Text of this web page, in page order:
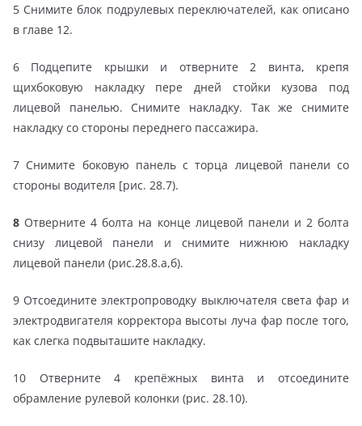
5 Снимите блок подрулевых переключателей, как описано
в главе 12.
6 Подцепите крышки и отверните 2 винта, крепя
щихбоковую накладку пере дней стойки кузова под
лицевой панелью. Снимите накладку. Так же снимите
накладку со стороны переднего пассажира.
7 Снимите боковую панель с торца лицевой панели со
стороны водителя [рис. 28.7).
8 Отверните 4 болта на конце лицевой панели и 2 болта
снизу лицевой панели и снимите нижнюю накладку
лицевой панели (рис.28.8.а,б).
9 Отсоедините электропроводку выключателя света фар и
электродвигателя корректора высоты луча фар после того,
как слегка подвыташите накладку.
10 Отверните 4 крепёжных винта и отсоедините
обрамление рулевой колонки (рис. 28.10).